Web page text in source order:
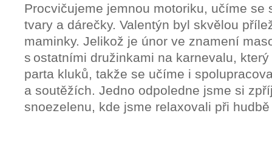
Procvičujeme jemnou motoriku, učíme se
tvary a dárečky. Valentýn byl skvělou
maminky. Jelikož je únor ve znamení
s ostatními družinkami na karnevalu,
parta kluků, takže se učíme i
a soutěžích. Jedno odpoledne jsme si
snoezelenu, kde jsme relaxovali při